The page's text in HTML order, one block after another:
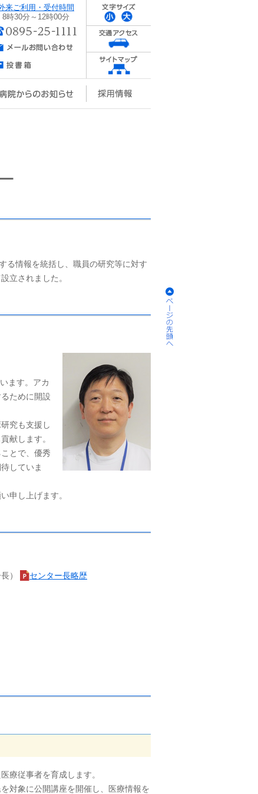
来ご利用・受付時間
8時30分～12時00分
る情報を統括し、職員の研究等に対す
立されました。
ます。アカ
ために開設
究も支援し
献します。
とで、優秀
していま
申し上げます。
）
センター長略歴
療従事者を育成します。
対象に公開講座を開催し、医療情報を